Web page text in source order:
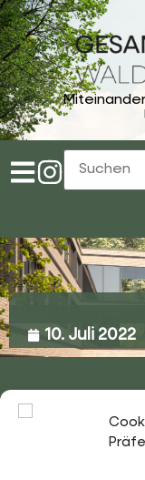
10. Juli 2022